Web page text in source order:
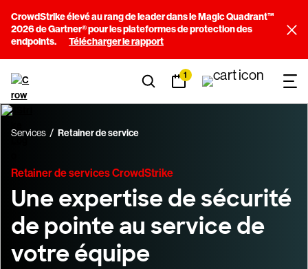
CrowdStrike élevé au rang de leader dans le Magic Quadrant™
2026 de Gartner® pour les plateformes de protection des
endpoints.
Télécharger le rapport
1
Services Retainer de service
Retainer de services CrowdStrike
Une expertise de sécurité
de pointe au service de
votre équipe